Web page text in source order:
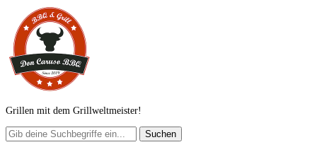
Grillen mit dem Grillweltmeister!